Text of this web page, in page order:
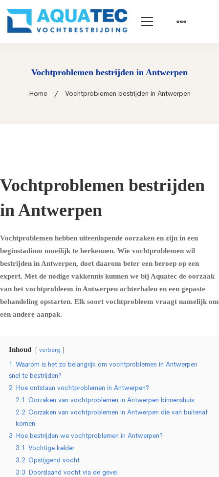
Vochtproblemen bestrijden in Antwerpen
Home Vochtproblemen bestrijden in Antwerpen
Vochtproblemen bestrijden
in Antwerpen
Vochtproblemen hebben uiteenlopende oorzaken en zijn in een
beginstadium moeilijk te herkennen. Wie vochtproblemen wil
bestrijden in Antwerpen, doet daarom beter een beroep op een
expert. Met de nodige vakkennis kunnen we bij Aquatec de oorzaak
van het vochtprobleem in Antwerpen achterhalen en een gepaste
behandeling opstarten. Elk soort vochtprobleem vraagt namelijk om
een andere aanpak.
Inhoud verberg
1 Waarom is het zo belangrijk om vochtproblemen in Antwerpen
snel te bestrijden?
2 Hoe ontstaan vochtproblemen in Antwerpen?
2.1 Oorzaken van vochtproblemen in Antwerpen binnenshuis
2.2 Oorzaken van vochtproblemen in Antwerpen die van buitenaf
komen
3 Hoe bestrijden we vochtproblemen in Antwerpen?
3.1 Vochtige kelder
3.2 Opstijgend vocht
3.3 Doorslaand vocht via de gevel